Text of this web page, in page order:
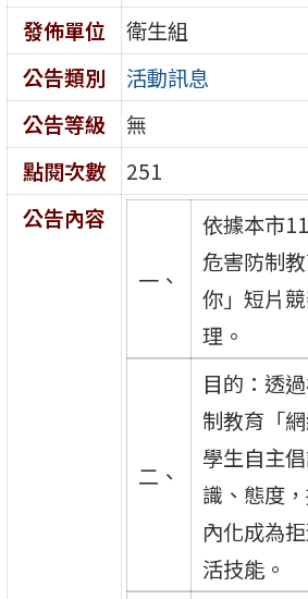
發佈單位
衛生組
公告類別
活動訊息
公告等級
無
點閱次數
251
公告內容
一、
依據本市
危害防制
你」短片
理。
二、
目的：透
制教育「
學生自主
識、態度
內化成為
活技能。